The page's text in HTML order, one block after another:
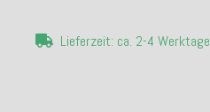
Lieferzeit: ca. 2-4 Werktage